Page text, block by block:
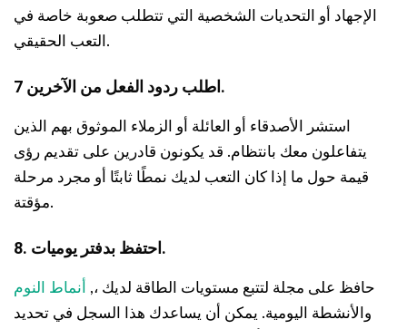
الإجهاد أو التحديات الشخصية التي تتطلب صعوبة خاصة في
التعب الحقيقي.
7 اطلب ردود الفعل من الآخرين.
استشر الأصدقاء أو العائلة أو الزملاء الموثوق بهم الذين
يتفاعلون معك بانتظام. قد يكونون قادرين على تقديم رؤى
قيمة حول ما إذا كان التعب لديك نمطًا ثابتًا أو مجرد مرحلة
مؤقتة.
8. احتفظ بدفتر يوميات.
حافظ على مجلة لتتبع مستويات الطاقة لديك ،,
أنماط النوم
والأنشطة اليومية. يمكن أن يساعدك هذا السجل في تحديد